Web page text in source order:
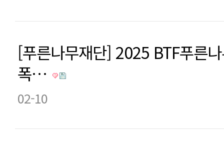
[푸른나무재단] 2025 BTF푸른
폭…
02-10